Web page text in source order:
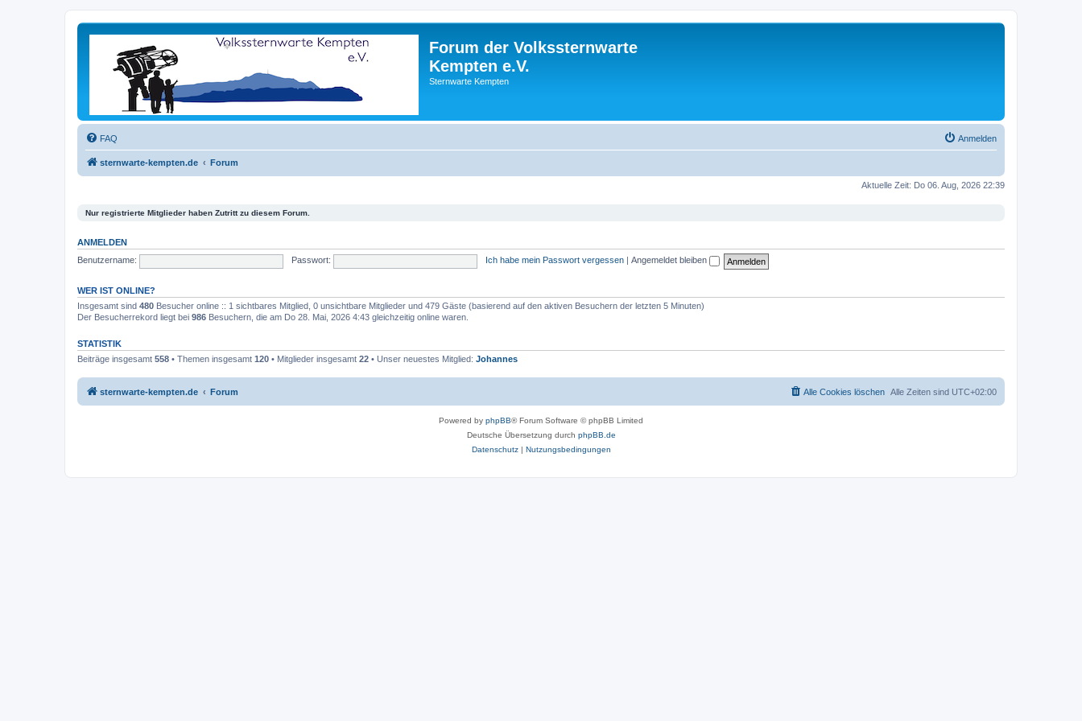
Forum der Volkssternwarte
Kempten e.V.
Sternwarte Kempten
FAQ Anmelden
sternwarte-kempten.de Forum
Aktuelle Zeit: Do 06. Aug, 2026 22:39
Nur registrierte Mitglieder haben Zutritt zu diesem Forum.
ANMELDEN
Benutzername:
Passwort: Ich habe mein Passwort vergessen Angemeldet bleiben
WER IST ONLINE?
Insgesamt sind 480 Besucher online :: 1 sichtbares Mitglied, 0 unsichtbare Mitglieder und 479 Gäste (basierend auf den aktiven Besuchern der letzten 5 Minuten)
Der Besucherrekord liegt bei 986 Besuchern, die am Do 28. Mai, 2026 4:43 gleichzeitig online waren.
STATISTIK
Beiträge insgesamt 558 • Themen insgesamt 120 • Mitglieder insgesamt 22 • Unser neuestes Mitglied: Johannes
sternwarte-kempten.de Forum Alle Zeiten sind UTC+02:00
Alle Cookies löschen
Powered by phpBB® Forum Software © phpBB Limited
Deutsche Übersetzung durch phpBB.de
Datenschutz| Nutzungsbedingungen